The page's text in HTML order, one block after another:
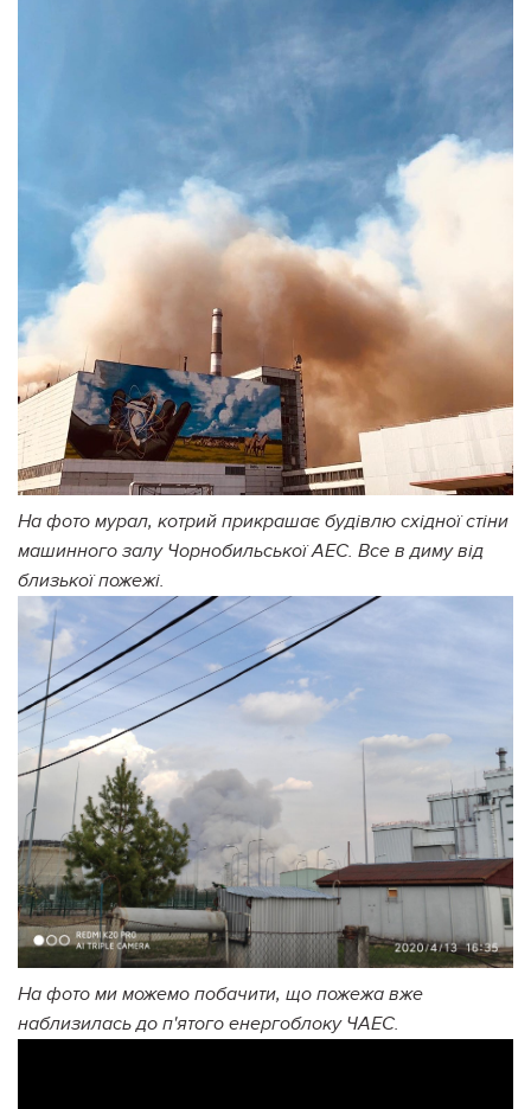
На фото мурал, котрий прикрашає будівлю східної стіни
машинного залу Чорнобильської АЕС. Все в диму від
близької пожежі.
На фото ми можемо побачити, що пожежа вже
наблизилась до п'ятого енергоблоку ЧАЕС.